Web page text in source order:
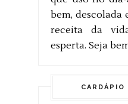
bem, descolada
receita da
esperta. Seja
CARDÁPIO